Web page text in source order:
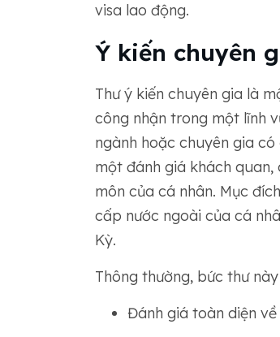
visa lao động.
Ý kiến ​​chuyên
Thư ý kiến ​​chuyên gia là
công nhận trong một lĩnh
ngành hoặc chuyên gia
một đánh giá khách
môn của cá nhân. Mục
cấp nước ngoài của cá
Kỳ.
Thông thường, bức thư
Đánh giá toàn diện